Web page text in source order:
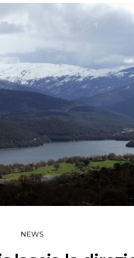
NEWS